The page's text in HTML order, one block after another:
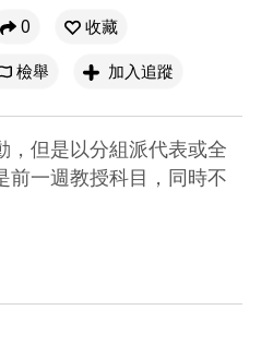
0
收藏
檢舉 加入追蹤
，但是以分組派代表或全
前一週教授科目，同時不